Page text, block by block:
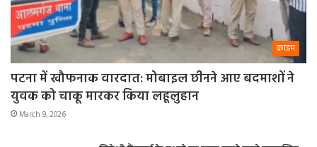
क्राइम
पटना में खौफनाक वारदात: मोबाइल छीनने आए बदमाशों ने
युवक को चाकू मारकर किया लहूलुहान
March 9, 2026